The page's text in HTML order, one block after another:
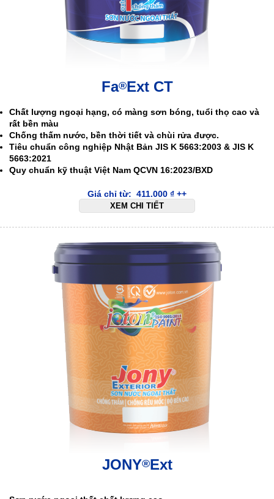
Fa®Ext CT
Chất lượng ngoại hạng, có màng sơn bóng, tuổi thọ cao và
rất bền màu
Chống thấm nước, bền thời tiết và chùi rửa được.
Tiêu chuẩn công nghiệp Nhật Bản JIS K 5663:2003 & JIS K
5663:2021
Quy chuẩn kỹ thuật Việt Nam QCVN 16:2023/BXD
Giá chỉ từ: 411.000 ₫ ++
XEM CHI TIẾT
JONY®Ext